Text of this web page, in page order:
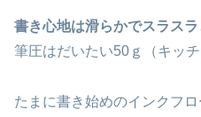
書き心地は滑らかでスラスラ
筆圧はだいたい50ｇ（キッ
たまに書き始めのインクフ